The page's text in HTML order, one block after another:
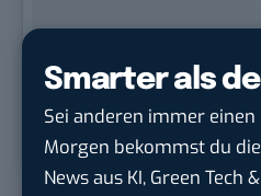
Smarter als
Sei anderen immer
Morgen bekommst du
News aus KI, Green
A post shared by Nicole
Low Light Sample